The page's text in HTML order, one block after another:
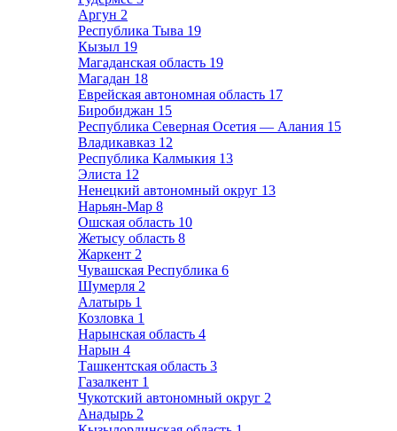
Аргун 2
Республика Тыва 19
Кызыл 19
Магаданская область 19
Магадан 18
Еврейская автономная область 17
Биробиджан 15
Республика Северная Осетия — Алания 15
Владикавказ 12
Республика Калмыкия 13
Элиста 12
Ненецкий автономный округ 13
Нарьян-Мар 8
Ошская область 10
Жетысу область 8
Жаркент 2
Чувашская Республика 6
Шумерля 2
Алатырь 1
Козловка 1
Нарынская область 4
Нарын 4
Ташкентская область 3
Газалкент 1
Чукотский автономный округ 2
Анадырь 2